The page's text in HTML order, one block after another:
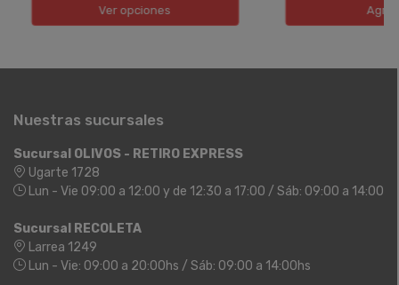
Ver opciones
Nuestras sucursales
Sucursal OLIVOS - RETIRO EXPRESS
Ugarte 1728
Lun - Vie 09:00 a 12:00 y de 12:30 a 17:00 / Sáb: 09:00 a 14:00
Sucursal RECOLETA
Larrea 1249
Lun - Vie: 09:00 a 20:00hs / Sáb: 09:00 a 14:00hs